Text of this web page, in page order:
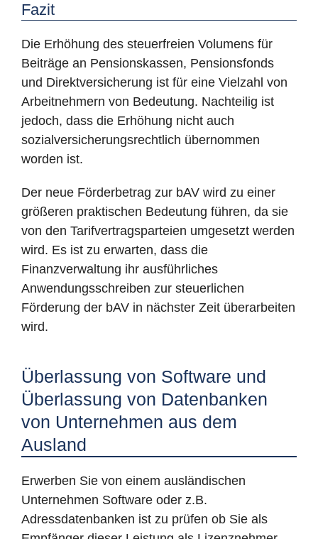
Fazit
Die Erhöhung des steuerfreien Volumens für
Beiträge an Pensionskassen, Pensionsfonds
und Direktversicherung ist für eine Vielzahl von
Arbeitnehmern von Bedeutung. Nachteilig ist
jedoch, dass die Erhöhung nicht auch
sozialversicherungsrechtlich übernommen
worden ist.
Der neue Förderbetrag zur bAV wird zu einer
größeren praktischen Bedeutung führen, da sie
von den Tarifvertragsparteien umgesetzt werden
wird. Es ist zu erwarten, dass die
Finanzverwaltung ihr ausführliches
Anwendungsschreiben zur steuerlichen
Förderung der bAV in nächster Zeit überarbeiten
wird.
Überlassung von Software und
Überlassung von Datenbanken
von Unternehmen aus dem
Ausland
Erwerben Sie von einem ausländischen
Unternehmen Software oder z.B.
Adressdatenbanken ist zu prüfen ob Sie als